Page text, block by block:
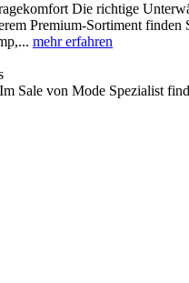
Die richtige
Premium-Sortiment finden
mehr erfahren
Sale von Mode Spezialist